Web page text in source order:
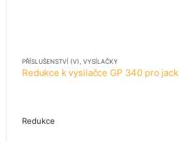
PŘÍSLUŠENSTVÍ (V) VYSÍLAČKY
Redukce k vysilačce GP 340 pro jack
Redukce